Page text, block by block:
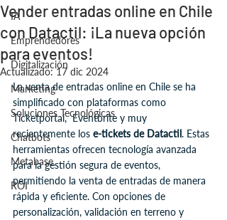
IA
Emprendedores
Digitalización
Marketing
Soluciones Tecnológicas
Chatbots
Metabase
ROI
Vender entradas online en Chile
con Datactil: ¡La nueva opción
para eventos!
Actualizado:17 dic 2024
La venta de entradas online en Chile se ha
simplificado con plataformas como
Ticketportal,  Eventbrite y muy
recientemente los e-tickets de Datactil. Estas
herramientas ofrecen tecnología avanzada
para la gestión segura de eventos,
permitiendo la venta de entradas de manera
rápida y eficiente. Con opciones de
personalización, validación en terreno y